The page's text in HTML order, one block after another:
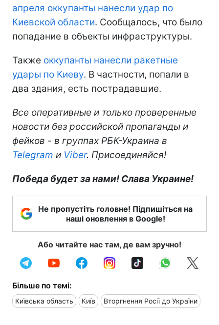
апреля оккупанты нанесли удар по
Киевской области. Сообщалось, что было
попадание в объекты инфраструктуры.
Также оккупанты нанесли ракетные
удары по Киеву. В частности, попали в
два здания, есть пострадавшие.
Все оперативные и только проверенные
новости без российской пропаганды и
фейков - в группах РБК-Украина в
Telegram и Viber. Присоединяйся!
Победа будет за нами! Слава Украине!
Не пропустіть головне! Підпишіться на
наші оновлення в Google!
Або читайте нас там, де вам зручно!
Більше по темі:
Київська область Київ Вторгнення Росії до України